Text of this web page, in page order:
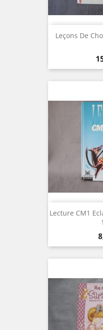
Leçons De
Lecture CM1